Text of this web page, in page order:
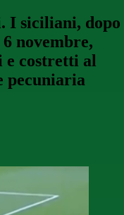
I siciliani, dopo
novembre,
e costretti al
pecuniaria